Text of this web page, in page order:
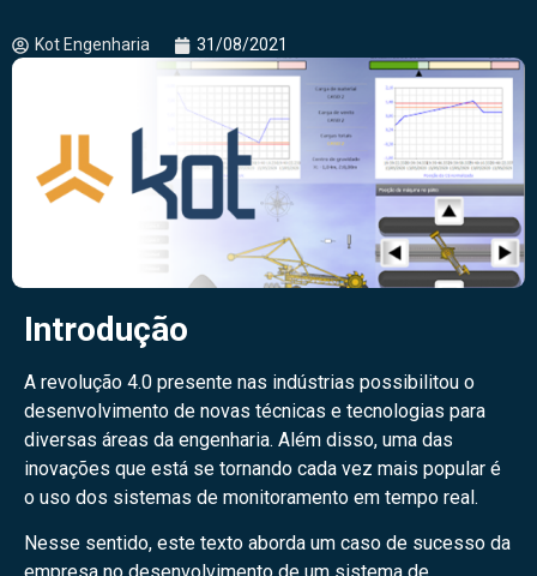
Kot Engenharia 31/08/2021
Introdução
A revolução 4.0 presente nas indústrias possibilitou o
desenvolvimento de novas técnicas e tecnologias para
diversas áreas da engenharia. Além disso, uma das
inovações que está se tornando cada vez mais popular é
o uso dos sistemas de monitoramento em tempo real.
Nesse sentido, este texto aborda um caso de sucesso da